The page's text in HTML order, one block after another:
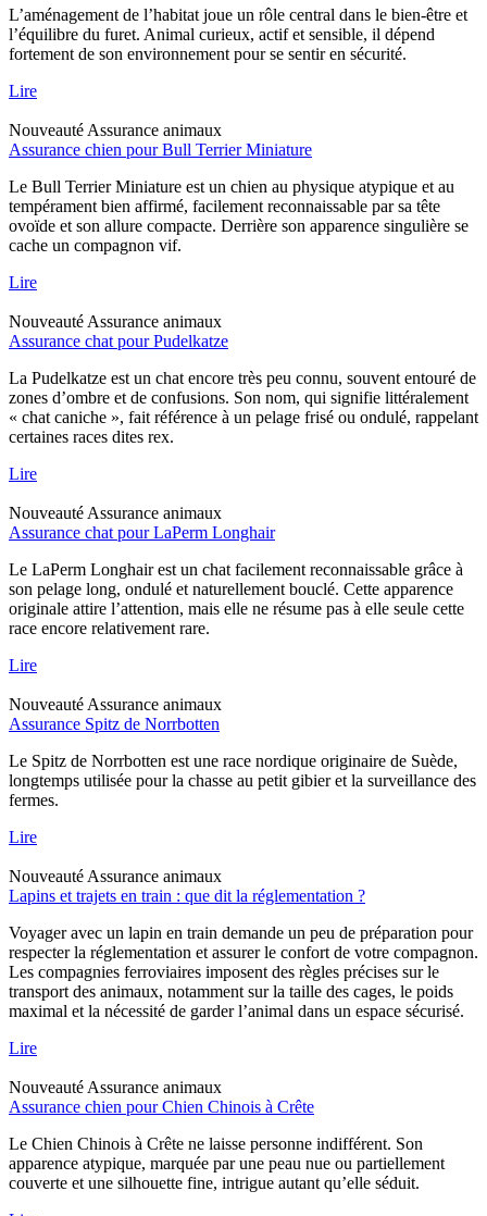
L’aménagement de l’habitat joue un rôle central dans le bien-être et
l’équilibre du furet. Animal curieux, actif et sensible, il dépend
fortement de son environnement pour se sentir en sécurité.
Lire
Nouveauté Assurance animaux
Assurance chien pour Bull Terrier Miniature
Le Bull Terrier Miniature est un chien au physique atypique et au
tempérament bien affirmé, facilement reconnaissable par sa tête
ovoïde et son allure compacte. Derrière son apparence singulière se
cache un compagnon vif.
Lire
Nouveauté Assurance animaux
Assurance chat pour Pudelkatze
La Pudelkatze est un chat encore très peu connu, souvent entouré de
zones d’ombre et de confusions. Son nom, qui signifie littéralement
« chat caniche », fait référence à un pelage frisé ou ondulé, rappelant
certaines races dites rex.
Lire
Nouveauté Assurance animaux
Assurance chat pour LaPerm Longhair
Le LaPerm Longhair est un chat facilement reconnaissable grâce à
son pelage long, ondulé et naturellement bouclé. Cette apparence
originale attire l’attention, mais elle ne résume pas à elle seule cette
race encore relativement rare.
Lire
Nouveauté Assurance animaux
Assurance Spitz de Norrbotten
Le Spitz de Norrbotten est une race nordique originaire de Suède,
longtemps utilisée pour la chasse au petit gibier et la surveillance des
fermes.
Lire
Nouveauté Assurance animaux
Lapins et trajets en train : que dit la réglementation ?
Voyager avec un lapin en train demande un peu de préparation pour
respecter la réglementation et assurer le confort de votre compagnon.
Les compagnies ferroviaires imposent des règles précises sur le
transport des animaux, notamment sur la taille des cages, le poids
maximal et la nécessité de garder l’animal dans un espace sécurisé.
Lire
Nouveauté Assurance animaux
Assurance chien pour Chien Chinois à Crête
Le Chien Chinois à Crête ne laisse personne indifférent. Son
apparence atypique, marquée par une peau nue ou partiellement
couverte et une silhouette fine, intrigue autant qu’elle séduit.